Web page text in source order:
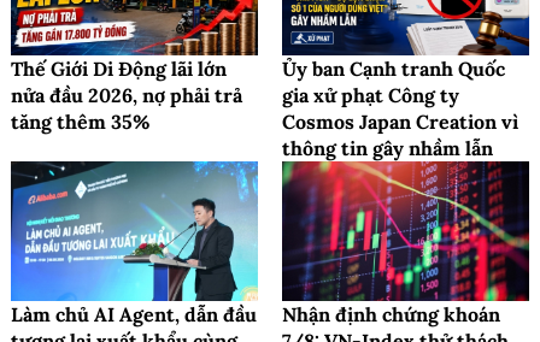
Thế Giới Di Động lãi lớn
nửa đầu 2026, nợ phải trả
tăng thêm 35%
Ủy ban Cạnh tranh Quốc
gia xử phạt Công ty
Cosmos Japan Creation vì
thông tin gây nhầm lẫn
Làm chủ AI Agent, dẫn đầu
Nhận định chứng khoán